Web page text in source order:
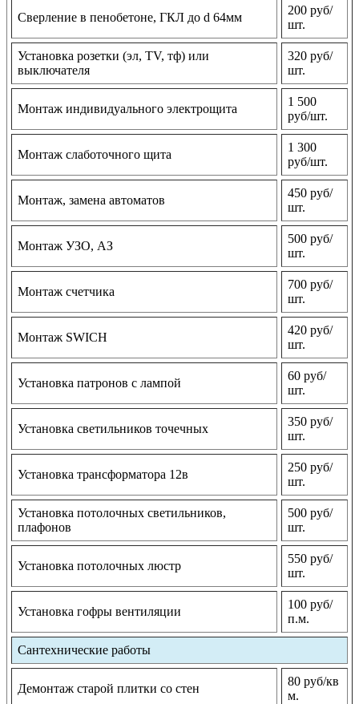
Сверление в пенобетоне, ГКЛ до d 64мм
200 руб/
шт.
Установка розетки (эл, TV, тф) или
выключателя
320 руб/
шт.
Монтаж индивидуального электрощита
1 500
руб/шт.
Монтаж слаботочного щита
1 300
руб/шт.
Монтаж, замена автоматов
450 руб/
шт.
Монтаж УЗО, АЗ
500 руб/
шт.
Монтаж счетчика
700 руб/
шт.
Монтаж SWICH
420 руб/
шт.
Установка патронов с лампой
60 руб/
шт.
Установка светильников точечных
350 руб/
шт.
Установка трансформатора 12в
250 руб/
шт.
Установка потолочных светильников,
плафонов
500 руб/
шт.
Установка потолочных люстр
550 руб/
шт.
Установка гофры вентиляции
100 руб/
п.м.
Сантехнические работы
Демонтаж старой плитки со стен
80 руб/кв
м.